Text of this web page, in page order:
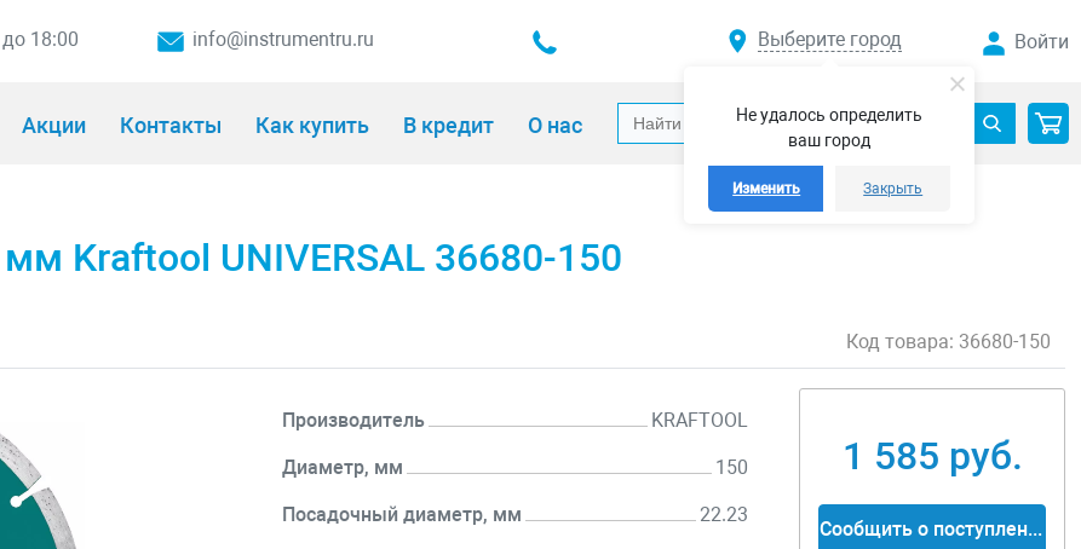
Не удалось определить
ваш город
Изменить Закрыть
18:00 info@instrumentru.ru Выберите город Войти
Акции Контакты Как купить В кредит О нас
Kraftool UNIVERSAL 36680-150
Код товара: 36680-150
Производитель KRAFTOOL
Диаметр, мм 150
Посадочный диаметр, мм 22.23
1 585 руб.
Сообщить о поступлении